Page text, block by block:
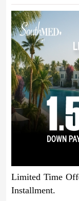
Limited Time
Installment.